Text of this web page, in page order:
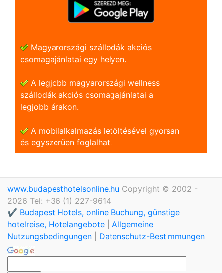
Magyarországi szállodák akciós
csomagajánlatai egy helyen.
A legjobb magyarországi wellness
szállodák akciós csomagajánlatai a
legjobb árakon.
A mobilalkalmazás letöltésével gyorsan
és egyszerũen foglalhat.
www.budapesthotelsonline.hu Copyright © 2002 -
2026 Tel: +36 (1) 227-9614
✔️ Budapest Hotels, online Buchung, günstige
hotelreise, Hotelangebote
Allgemeine
Nutzungsbedingungen
Datenschutz-Bestimmungen